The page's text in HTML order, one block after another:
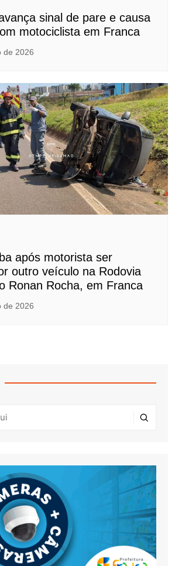
sinal de pare e causa
motociclista em Franca
de 2026
após motorista ser
outro veículo na Rodovia
Ronan Rocha, em Franca
de 2026